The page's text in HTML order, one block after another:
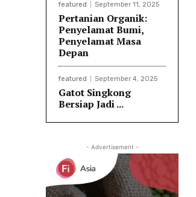
featured September 11, 2025
Pertanian Organik:
Penyelamat Bumi,
Penyelamat Masa
Depan
featured September 4, 2025
Gatot Singkong
Bersiap Jadi ...
- Advertisement -